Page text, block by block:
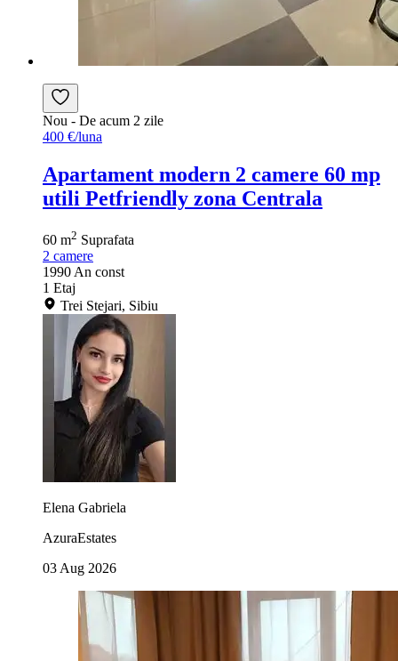
Nou - De acum 2 zile
400 €/luna
Apartament modern 2 camere 60 mp
utili Petfriendly zona Centrala
60 m2 Suprafata
2 camere
1990 An const
1 Etaj
Trei Stejari, Sibiu
Elena Gabriela
AzuraEstates
03 Aug 2026